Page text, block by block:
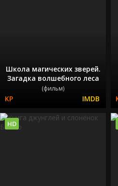
Школа магических зверей.
Загадка волшебного леса
(фильм)
HD